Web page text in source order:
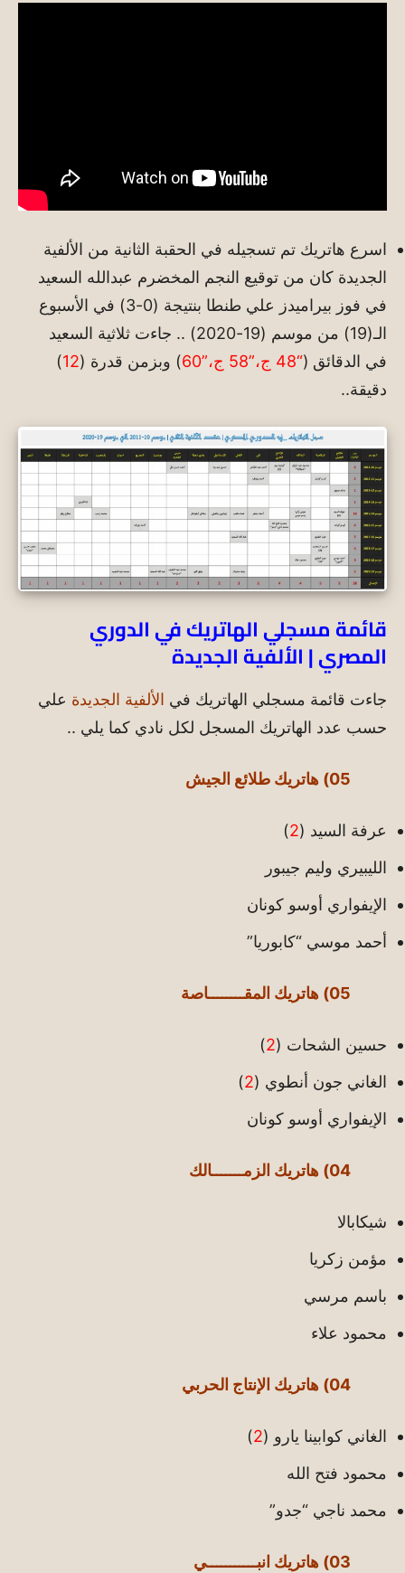
اسرع هاتريك تم تسجيله في الحقبة الثانية من الألفية
الجديدة كان من توقيع النجم المخضرم عبدالله السعيد
في فوز بيراميدز علي طنطا بنتيجة (0-3) في الأسبوع
الـ(19) من موسم (19-2020) .. جاءت ثلاثية السعيد
في الدقائق (“48 ج،”58 ج،”60 ) وبزمن قدرة (12
)
دقيقة..
قائمة مسجلي الهاتريك في الدوري
المصري | الألفية الجديدة
جاءت قائمة مسجلي الهاتريك في الألفية الجديدة علي
حسب عدد الهاتريك المسجل لكل نادي كما يلي ..
05) هاتريك طلائع الجيش
عرفة السيد (2
)
الليبيري وليم جيبور
الإيفواري أوسو كونان
أحمد موسي “كابوريا”
05) هاتريك المقــــــــاصة
حسين الشحات (2
)
الغاني جون أنطوي (2
)
الإيفواري أوسو كونان
04) هاتريك الزمـــــــالك
شيكابالا
مؤمن زكريا
باسم مرسي
محمود علاء
04) هاتريك الإنتاج الحربي
الغاني كوابينا يارو (2
)
محمود فتح الله
محمد ناجي “جدو”
03) هاتريك انبـــــــــــي